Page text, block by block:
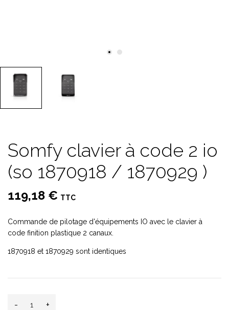
Somfy clavier à code 2 io
(so 1870918 / 1870929 )
119,18 € TTC
Commande de pilotage d'équipements IO avec le clavier à
code finition plastique 2 canaux.
1870918 et 1870929 sont identiques
- +